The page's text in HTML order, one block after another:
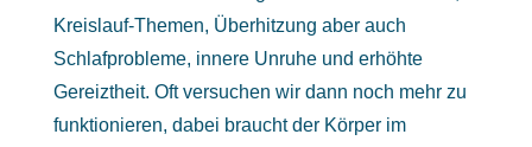
Kreislauf-Themen, Überhitzung aber auch
Schlafprobleme, innere Unruhe und erhöhte
Gereiztheit. Oft versuchen wir dann noch mehr zu
funktionieren, dabei braucht der Körper im